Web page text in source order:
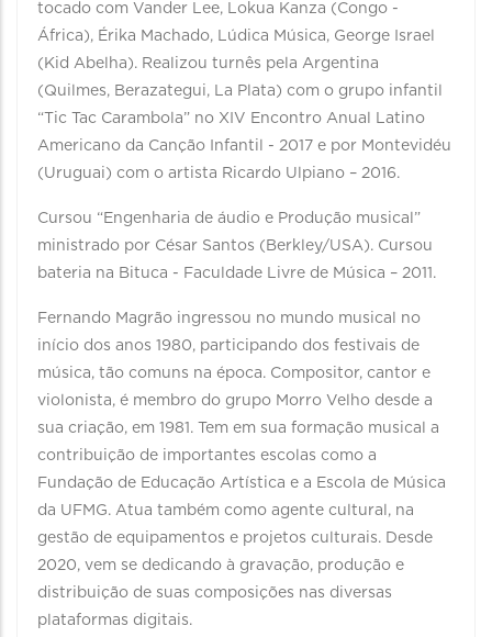
tocado com Vander Lee, Lokua Kanza (Congo -
África), Érika Machado, Lúdica Música, George Israel
(Kid Abelha). Realizou turnês pela Argentina
(Quilmes, Berazategui, La Plata) com o grupo infantil
“Tic Tac Carambola” no XIV Encontro Anual Latino
Americano da Canção Infantil - 2017 e por Montevidéu
(Uruguai) com o artista Ricardo Ulpiano – 2016.
Cursou “Engenharia de áudio e Produção musical”
ministrado por César Santos (Berkley/USA). Cursou
bateria na Bituca - Faculdade Livre de Música – 2011.
Fernando Magrão ingressou no mundo musical no
início dos anos 1980, participando dos festivais de
música, tão comuns na época. Compositor, cantor e
violonista, é membro do grupo Morro Velho desde a
sua criação, em 1981. Tem em sua formação musical a
contribuição de importantes escolas como a
Fundação de Educação Artística e a Escola de Música
da UFMG. Atua também como agente cultural, na
gestão de equipamentos e projetos culturais. Desde
2020, vem se dedicando à gravação, produção e
distribuição de suas composições nas diversas
plataformas digitais.